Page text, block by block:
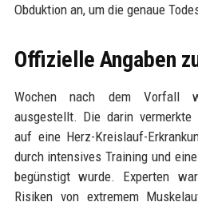
Obduktion an, um die genaue
Offizielle Angaben
Wochen nach dem Vorfall
ausgestellt. Die darin vermerkte
auf eine Herz-Kreislauf-
durch intensives Training und
begünstigt wurde. Experten
Risiken von extremem